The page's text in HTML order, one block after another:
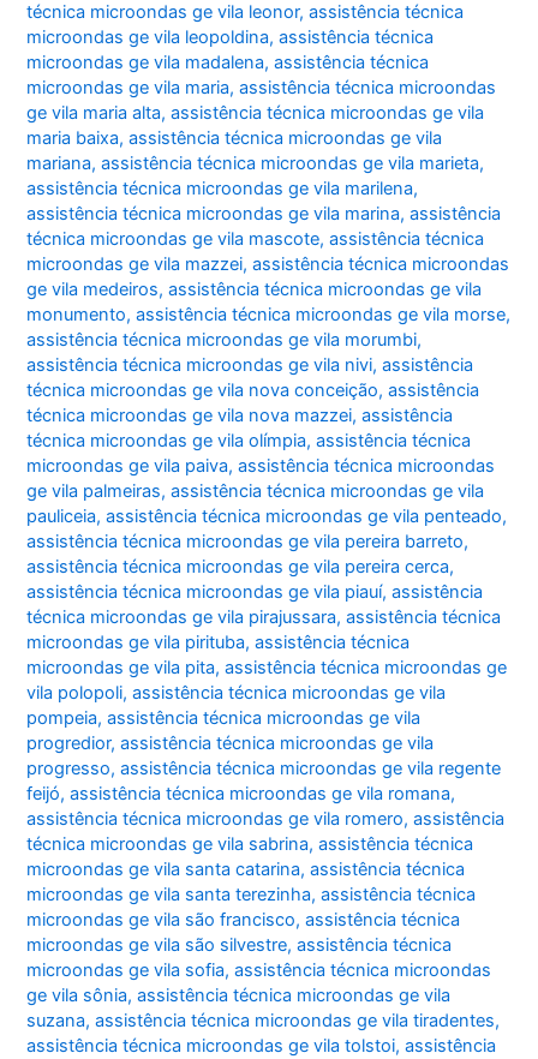
técnica microondas ge vila leonor,assistência técnica
microondas ge vila leopoldina,assistência técnica
microondas ge vila madalena,assistência técnica
microondas ge vila maria,assistência técnica microondas
ge vila maria alta,assistência técnica microondas ge vila
maria baixa,assistência técnica microondas ge vila
mariana,assistência técnica microondas ge vila marieta,
assistência técnica microondas ge vila marilena,
assistência técnica microondas ge vila marina,assistência
técnica microondas ge vila mascote,assistência técnica
microondas ge vila mazzei,assistência técnica microondas
ge vila medeiros,assistência técnica microondas ge vila
monumento,assistência técnica microondas ge vila morse,
assistência técnica microondas ge vila morumbi,
assistência técnica microondas ge vila nivi,assistência
técnica microondas ge vila nova conceição,assistência
técnica microondas ge vila nova mazzei,assistência
técnica microondas ge vila olímpia,assistência técnica
microondas ge vila paiva,assistência técnica microondas
ge vila palmeiras,assistência técnica microondas ge vila
pauliceia,assistência técnica microondas ge vila penteado,
assistência técnica microondas ge vila pereira barreto,
assistência técnica microondas ge vila pereira cerca,
assistência técnica microondas ge vila piauí,assistência
técnica microondas ge vila pirajussara,assistência técnica
microondas ge vila pirituba,assistência técnica
microondas ge vila pita,assistência técnica microondas ge
vila polopoli,assistência técnica microondas ge vila
pompeia,assistência técnica microondas ge vila
progredior,assistência técnica microondas ge vila
progresso,assistência técnica microondas ge vila regente
feijó,assistência técnica microondas ge vila romana,
assistência técnica microondas ge vila romero,assistência
técnica microondas ge vila sabrina,assistência técnica
microondas ge vila santa catarina,assistência técnica
microondas ge vila santa terezinha,assistência técnica
microondas ge vila são francisco,assistência técnica
microondas ge vila são silvestre,assistência técnica
microondas ge vila sofia,assistência técnica microondas
ge vila sônia,assistência técnica microondas ge vila
suzana,assistência técnica microondas ge vila tiradentes,
assistência técnica microondas ge vila tolstoi,assistência